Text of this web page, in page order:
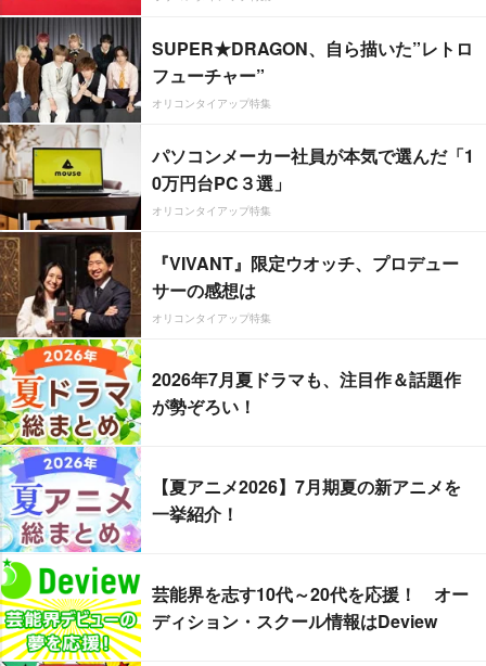
SUPER★DRAGON、自ら描いた”レトロ
フューチャー”
オリコンタイアップ特集
パソコンメーカー社員が本気で選んだ「1
0万円台PC３選」
オリコンタイアップ特集
『VIVANT』限定ウオッチ、プロデュー
サーの感想は
オリコンタイアップ特集
2026年7月夏ドラマも、注目作＆話題作
が勢ぞろい！
【夏アニメ2026】7月期夏の新アニメを
一挙紹介！
芸能界を志す10代～20代を応援！ オー
ディション・スクール情報はDeview